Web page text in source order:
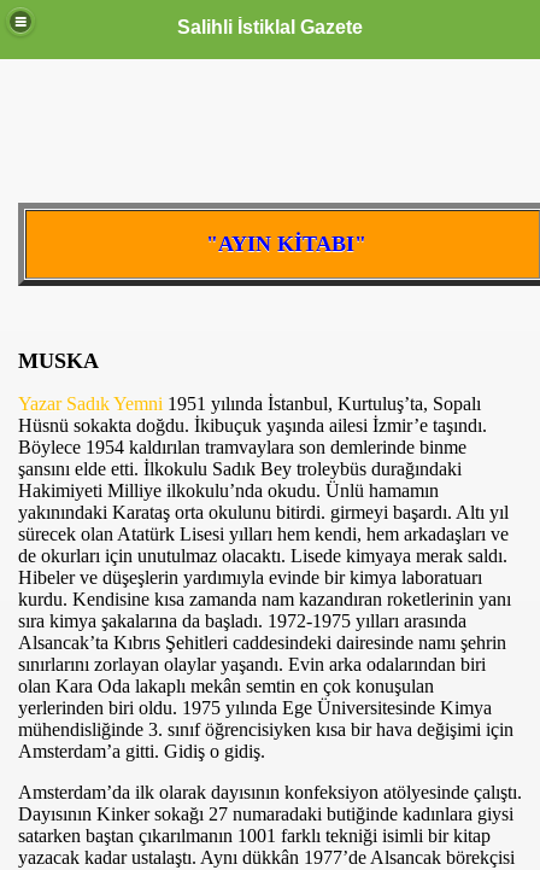
Salihli İstiklal Gazete
"AYIN KİTABI"
MUSKA
Yazar Sadık Yemni 1951 yılında İstanbul, Kurtuluş’ta, Sopalı
Hüsnü sokakta doğdu. İkibuçuk yaşında ailesi İzmir’e taşındı.
Böylece 1954 kaldırılan tramvaylara son demlerinde binme
şansını elde etti. İlkokulu Sadık Bey troleybüs durağındaki
Hakimiyeti Milliye ilkokulu’nda okudu. Ünlü hamamın
yakınındaki Karataş orta okulunu bitirdi. girmeyi başardı. Altı yıl
sürecek olan Atatürk Lisesi yılları hem kendi, hem arkadaşları ve
de okurları için unutulmaz olacaktı. Lisede kimyaya merak saldı.
Hibeler ve düşeşlerin yardımıyla evinde bir kimya laboratuarı
kurdu. Kendisine kısa zamanda nam kazandıran roketlerinin yanı
sıra kimya şakalarına da başladı. 1972-1975 yılları arasında
Alsancak’ta Kıbrıs Şehitleri caddesindeki dairesinde namı şehrin
sınırlarını zorlayan olaylar yaşandı. Evin arka odalarından biri
olan Kara Oda lakaplı mekân semtin en çok konuşulan
yerlerinden biri oldu. 1975 yılında Ege Üniversitesinde Kimya
mühendisliğinde 3. sınıf öğrencisiyken kısa bir hava değişimi için
Amsterdam’a gitti. Gidiş o gidiş.
Amsterdam’da ilk olarak dayısının konfeksiyon atölyesinde çalıştı.
Dayısının Kinker sokağı 27 numaradaki butiğinde kadınlara giysi
satarken baştan çıkarılmanın 1001 farklı tekniği isimli bir kitap
yazacak kadar ustalaştı. Aynı dükkân 1977’de Alsancak börekçisi